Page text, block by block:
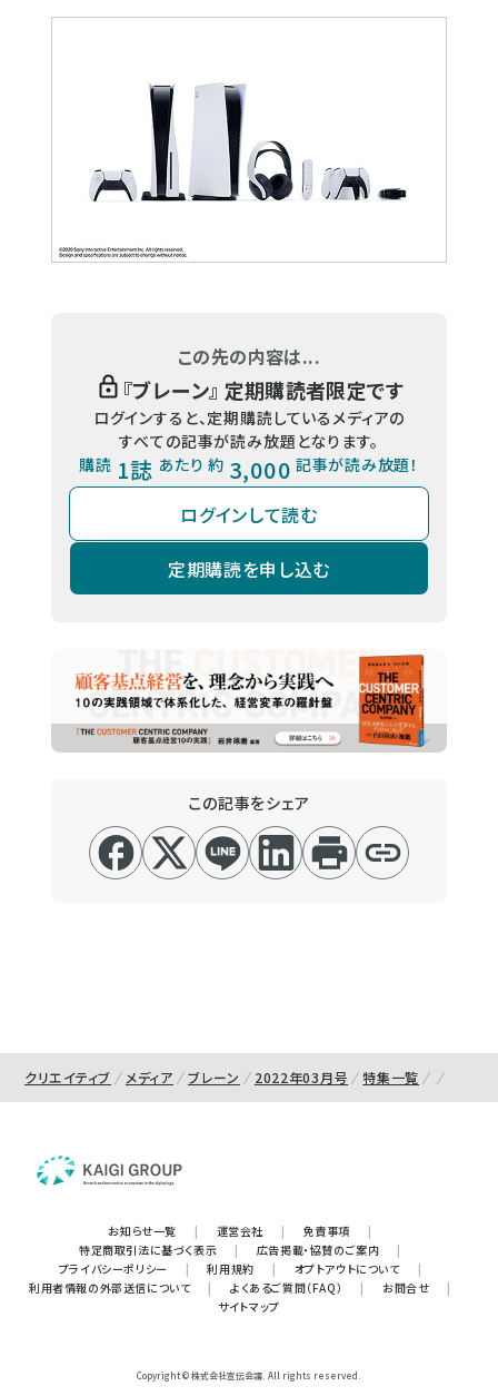
この先の内容は...
『ブレーン』 定期購読者限定です
ログインすると、定期購読しているメディアの
すべての記事が読み放題となります。
購読 1誌 あたり 約 3,000 記事が読み放題！
ログインして読む
定期購読を申し込む
この記事をシェア
クリエイティブ メディア ブレーン 2022年03月号 特集一覧
お知らせ一覧 | 運営会社 | 免責事項
|
特定商取引法に基づく表示
| 広告掲載・協賛のご案内
|
プライバシーポリシー
| 利用規約 | オプトアウトについて
|
利用者情報の外部送信について
| よくあるご質問（FAQ） | お問合せ
|
サイトマップ
Copyright © 株式会社宣伝会議. All rights reserved.